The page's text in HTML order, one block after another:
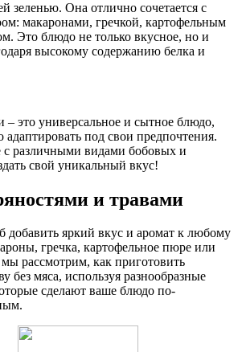
зеленью. Она отлично сочетается с
макаронами, гречкой, картофельным
Это блюдо не только вкусное, но и
высокому содержанию белка и
это универсальное и сытное блюдо,
адаптировать под свои предпочтения.
с различными видами бобовых и
свой уникальный вкус!
и травами
добавить яркий вкус и аромат к любому
гречка, картофельное пюре или
рассмотрим, как приготовить
без мяса, используя разнообразные
сделают ваше блюдо по-